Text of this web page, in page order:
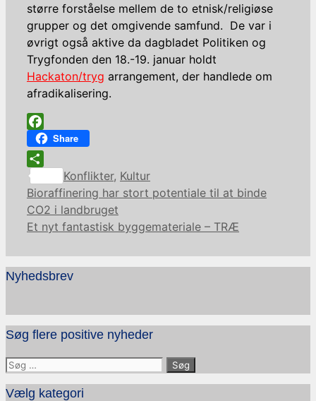
større forståelse mellem de to etnisk/religiøse
grupper og det omgivende samfund. De var i
øvrigt også aktive da dagbladet Politiken og
Trygfonden den 18.-19. januar holdt
Hackaton/tryg arrangement, der handlede om
afradikalisering.
Facebook
Share
Share
Kategorier
Konflikter, Kultur
Bioraffinering har stort potentiale til at binde
CO2 i landbruget
Et nyt fantastisk byggemateriale – TRÆ
Nyhedsbrev
Søg flere positive nyheder
Søg
efter:
Vælg kategori